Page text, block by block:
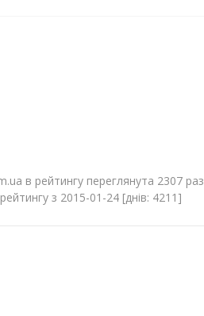
в рейтингу переглянута 2307 раз
з 2015-01-24 [днів: 4211]